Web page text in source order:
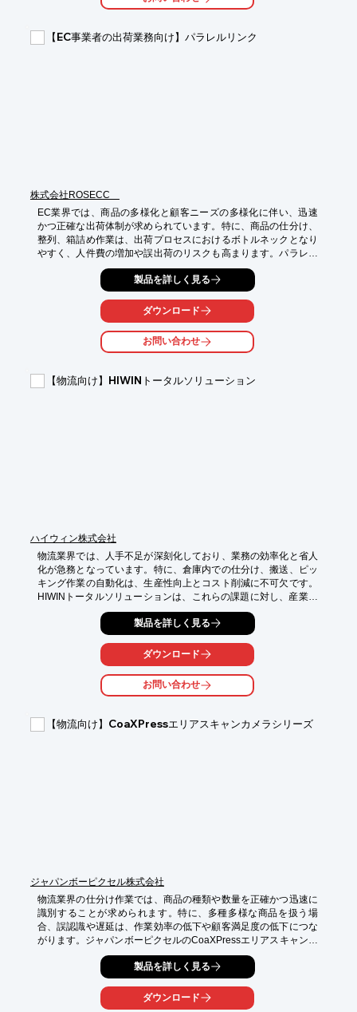
・仕分け作業のスピードアップ
【EC事業者の出荷業務向け】パラレルリンク
株式会社ROSECC
EC業界では、商品の多様化と顧客ニーズの多様化に伴い、迅速
かつ正確な出荷体制が求められています。特に、商品の仕分け、
整列、箱詰め作業は、出荷プロセスにおけるボトルネックとなり
やすく、人件費の増加や誤出荷のリスクも高まります。パラレル
リンクは、これらの課題を解決し、出荷業務の効率化を実現しま
【活用シーン】
*   ECサイトの出荷業務
*   商品の仕分け、整列、箱詰め作業
*   食品、薬品などのデリケートな商品の取り扱い
*   サイクルタイムの短縮
製品を詳しく見る
ダウンロード
お問い合わせ
【物流向け】HIWINトータルソリューション
ハイウィン株式会社
物流業界では、人手不足が深刻化しており、業務の効率化と省人
化が急務となっています。特に、倉庫内での仕分け、搬送、ピッ
キング作業の自動化は、生産性向上とコスト削減に不可欠です。
HIWINトータルソリューションは、これらの課題に対し、産業用
ロボットや精密位置決めステージなどの製品を通じて貢献しま
【活用シーン】
*   倉庫内での自動搬送システム
*   ピッキングロボットによる省人化
*   自動仕分けシステムの構築
*   作業時間の短縮
製品を詳しく見る
ダウンロード
お問い合わせ
【物流向け】CoaXPressエリアスキャンカメラシリーズ
ジャパンボーピクセル株式会社
物流業界の仕分け作業では、商品の種類や数量を正確かつ迅速に
識別することが求められます。特に、多種多様な商品を扱う場
合、誤認識や遅延は、作業効率の低下や顧客満足度の低下につな
がります。ジャパンボーピクセルのCoaXPressエリアスキャンカ
メラシリーズは、高速画像伝送技術により、高画質・高フレーム
レートでの画像取得を実現し、正確な仕分け作業をサポートしま
【活用シーン】
製品を詳しく見る
ダウンロード